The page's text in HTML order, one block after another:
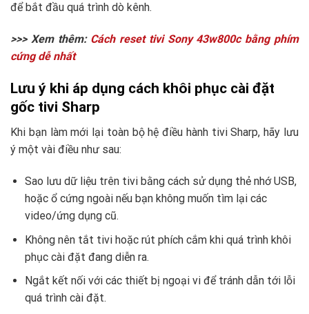
để bắt đầu quá trình dò kênh.
>>> Xem thêm: Cách reset tivi Sony 43w800c bằng phím
cứng dễ nhất
Lưu ý khi áp dụng cách khôi phục cài đặt
gốc tivi Sharp
Khi bạn làm mới lại toàn bộ hệ điều hành tivi Sharp, hãy lưu
ý một vài điều như sau:
Sao lưu dữ liệu trên tivi bằng cách sử dụng thẻ nhớ USB,
hoặc ổ cứng ngoài nếu bạn không muốn tìm lại các
video/ứng dụng cũ.
Không nên tắt tivi hoặc rút phích cắm khi quá trình khôi
phục cài đặt đang diễn ra.
Ngắt kết nối với các thiết bị ngoại vi để tránh dẫn tới lỗi
quá trình cài đặt.